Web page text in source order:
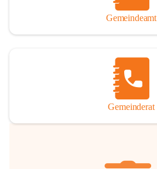
Gemeindeamt
Gemeinderat